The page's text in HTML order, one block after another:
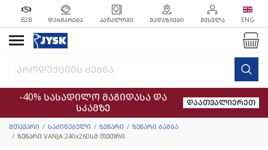
B2B ᲓᲐᲮᲛᲐᲠᲔᲑᲐ ᲙᲐᲢᲐᲚᲝᲒᲘ ᲛᲐᲦᲐᲖᲘᲔᲑᲘ ᲨᲔᲡᲕᲚᲐ ENG
-40% სასადილო მაგიდასა და
სკამზე
დაათვალიერეთ
მთავარი საძინებელი ზეწარი
ზეწარი ბამბა
ზეწარი VANJA 240x260სმ თეთრი